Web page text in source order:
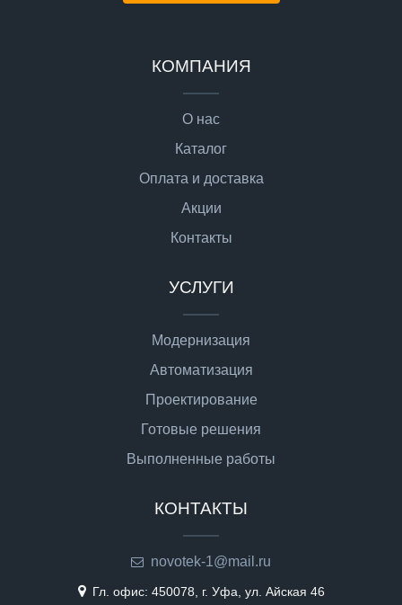
КОМПАНИЯ
О нас
Каталог
Оплата и доставка
Акции
Контакты
УСЛУГИ
Модернизация
Автоматизация
Проектирование
Готовые решения
Выполненные работы
КОНТАКТЫ
novotek-1@mail.ru
Гл. офис: 450078, г. Уфа, ул. Айская 46